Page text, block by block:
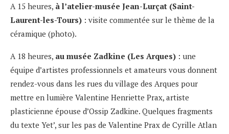
A 15 heures, à l’atelier-musée Jean-Lurçat (Saint-
Laurent-les-Tours) : visite commentée sur le thème de la
céramique (photo).
A 18 heures, au musée Zadkine (Les Arques) : une
équipe d’artistes professionnels et amateurs vous donnent
rendez-vous dans les rues du village des Arques pour
mettre en lumière Valentine Henriette Prax, artiste
plasticienne épouse d’Ossip Zadkine. Quelques fragments
du texte Yet’, sur les pas de Valentine Prax de Cyrille Atlan